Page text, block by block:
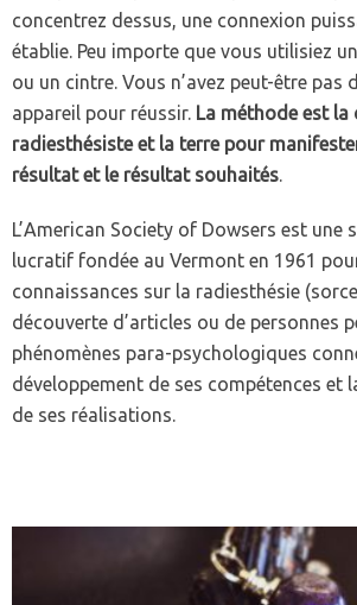
concentrez dessus, une connexion
établie. Peu importe que vous utilisiez
ou un cintre. Vous n’avez peut-être pas
appareil pour réussir. La méthode est la
radiesthésiste et la terre pour
résultat et le résultat souhaités.
L’American Society of Dowsers est une
lucratif fondée au Vermont en 1961
connaissances sur la radiesthésie
découverte d’articles ou de personnes
phénomènes para-psychologiques
développement de ses compétences et
de ses réalisations.